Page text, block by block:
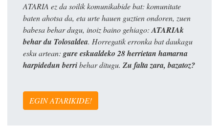
ATARIA ez da soilik komunikabide bat: komunitate
baten ahotsa da, eta urte hauen guztien ondoren, zuen
babesa behar dugu, inoiz baino gehiago: ATARIAk
behar du Tolosaldea. Horregatik erronka bat daukagu
esku artean: gure eskualdeko 28 herrietan hamarna
harpidedun berribehar ditugu. Zu falta zara, bazatoz?
EGIN ATARIKIDE!